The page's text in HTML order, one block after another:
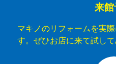
来
マキノのリフォームを実
す。ぜひお店に来て試して